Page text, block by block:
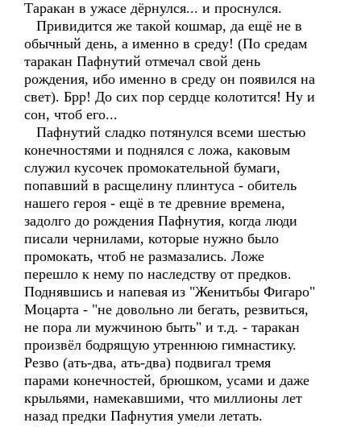
Таракан в ужасе дёрнулся... и проснулся.
Привидится же такой кошмар, да ещё не в
обычный день, а именно в среду! (По средам
таракан Пафнутий отмечал свой день
рождения, ибо именно в среду он появился на
свет). Брр! До сих пор сердце колотится! Ну и
сон, чтоб его...
Пафнутий сладко потянулся всеми шестью
конечностями и поднялся с ложа, каковым
служил кусочек промокательной бумаги,
попавший в расщелину плинтуса - обитель
нашего героя - ещё в те древние времена,
задолго до рождения Пафнутия, когда люди
писали чернилами, которые нужно было
промокать, чтоб не размазались. Ложе
перешло к нему по наследству от предков.
Поднявшись и напевая из "Женитьбы Фигаро"
Моцарта - "не довольно ли бегать, резвиться,
не пора ли мужчиною быть" и т.д. - таракан
произвёл бодрящую утреннюю гимнастику.
Резво (ать-два, ать-два) подвигал тремя
парами конечностей, брюшком, усами и даже
крыльями, намекавшими, что миллионы лет
назад предки Пафнутия умели летать.